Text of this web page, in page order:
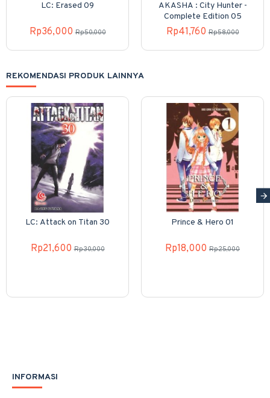
LC: Erased 09
Rp36,000 Rp50,000
AKASHA : City Hunter -
Complete Edition 05
Rp41,760 Rp58,000
REKOMENDASI PRODUK LAINNYA
LC: Attack on Titan 30
Rp21,600 Rp30,000
Prince & Hero 01
Rp18,000 Rp25,000
INFORMASI